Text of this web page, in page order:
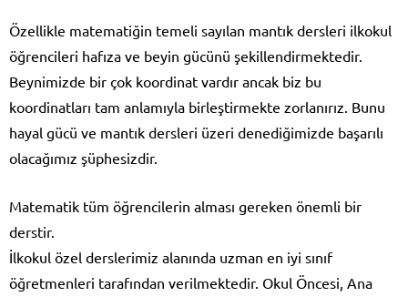
Özellikle matematiğin temeli sayılan mantık dersleri ilkokul
öğrencileri hafıza ve beyin gücünü şekillendirmektedir.
Beynimizde bir çok koordinat vardır ancak biz bu
koordinatları tam anlamıyla birleştirmekte zorlanırız. Bunu
hayal gücü ve mantık dersleri üzeri denediğimizde başarılı
olacağımız şüphesizdir.
Matematik tüm öğrencilerin alması gereken önemli bir
derstir.
İlkokul özel derslerimiz alanında uzman en iyi sınıf
öğretmenleri tarafından verilmektedir. Okul Öncesi, Ana